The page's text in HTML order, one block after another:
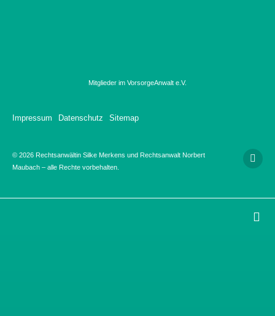
Mitglieder im VorsorgeAnwalt e.V.
Impressum Datenschutz Sitemap
© 2026 Rechtsanwältin Silke Merkens und Rechtsanwalt Norbert
Maubach – alle Rechte vorbehalten.